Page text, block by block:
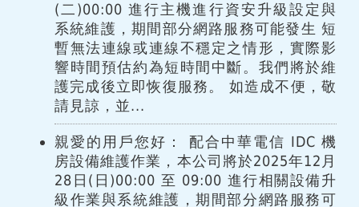
(二)00:00 進行主機進行資安升級設定與
系統維護，期間部分網路服務可能發生 短
暫無法連線或連線不穩定之情形，實際影
響時間預估約為短時間中斷。我們將於維
護完成後立即恢復服務。 如造成不便，敬
請見諒，並...
親愛的用戶您好： 配合中華電信 IDC 機
房設備維護作業，本公司將於2025年12月
28日(日)00:00 至 09:00 進行相關設備升
級作業與系統維護，期間部分網路服務可